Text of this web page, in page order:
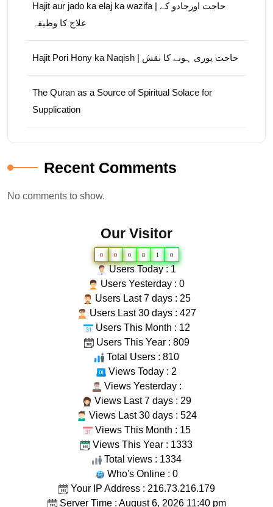
Hajit aur jado ka elaj ka wazifa | حاجت اورجادو کے
علاج کا وظیفہ
Hajit Pori Hony ka Naqish | حاجت پوری ہونے کا نقش
The Quran as a Source of Spiritual Solace for
Supplication
Recent Comments
No comments to show.
Our Visitor
0 0 0 8 1 0
Users Today : 1
Users Yesterday : 0
Users Last 7 days : 25
Users Last 30 days : 427
Users This Month : 12
Users This Year : 809
Total Users : 810
Views Today : 2
Views Yesterday :
Views Last 7 days : 29
Views Last 30 days : 524
Views This Month : 15
Views This Year : 1333
Total views : 1334
Who's Online : 0
Your IP Address : 216.73.216.179
Server Time : August 6, 2026 11:40 pm